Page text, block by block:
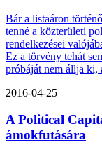
Bár a listaáron
tenné a közterületi
rendelkezései
Ez a törvény tehát
próbáját nem állja ki,
2016-04-25
A Political
ámokfutására